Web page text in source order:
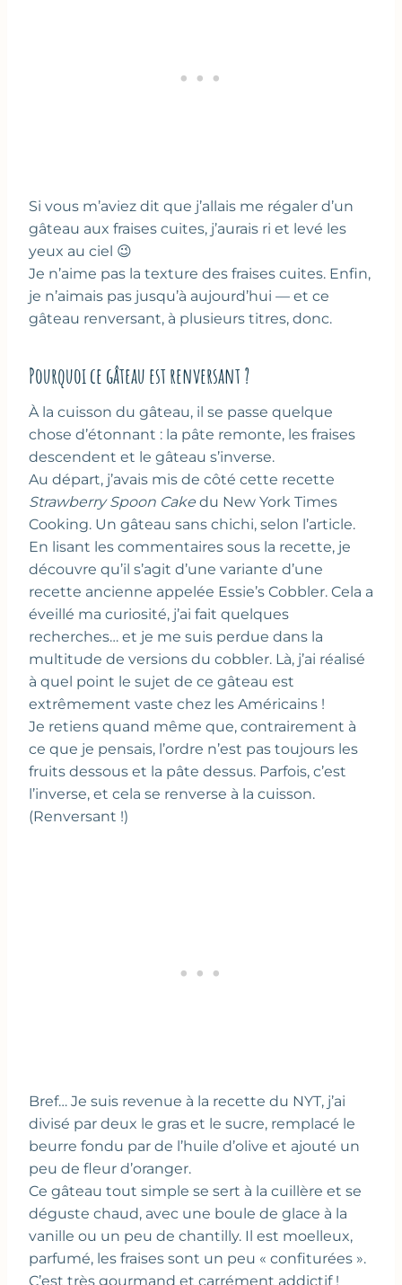
Si vous m’aviez dit que j’allais me régaler d’un
gâteau aux fraises cuites, j’aurais ri et levé les
yeux au ciel 😉
Je n’aime pas la texture des fraises cuites. Enfin,
je n’aimais pas jusqu’à aujourd’hui — et ce
gâteau renversant, à plusieurs titres, donc.
Pourquoi ce gâteau est renversant ?
À la cuisson du gâteau, il se passe quelque
chose d’étonnant : la pâte remonte, les fraises
descendent et le gâteau s’inverse.
Au départ, j’avais mis de côté cette recette
Strawberry Spoon Cake du New York Times
Cooking. Un gâteau sans chichi, selon l’article.
En lisant les commentaires sous la recette, je
découvre qu’il s’agit d’une variante d’une
recette ancienne appelée Essie’s Cobbler. Cela a
éveillé ma curiosité, j’ai fait quelques
recherches… et je me suis perdue dans la
multitude de versions du cobbler. Là, j’ai réalisé
à quel point le sujet de ce gâteau est
extrêmement vaste chez les Américains !
Je retiens quand même que, contrairement à
ce que je pensais, l’ordre n’est pas toujours les
fruits dessous et la pâte dessus. Parfois, c’est
l’inverse, et cela se renverse à la cuisson.
(Renversant !)
Bref… Je suis revenue à la recette du NYT, j’ai
divisé par deux le gras et le sucre, remplacé le
beurre fondu par de l’huile d’olive et ajouté un
peu de fleur d’oranger.
Ce gâteau tout simple se sert à la cuillère et se
déguste chaud, avec une boule de glace à la
vanille ou un peu de chantilly. Il est moelleux,
parfumé, les fraises sont un peu « confiturées ».
C’est très gourmand et carrément addictif !